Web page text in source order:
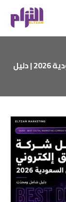
أفضل شركة تسويق إلكتروني في السعودية 2026 | دليل